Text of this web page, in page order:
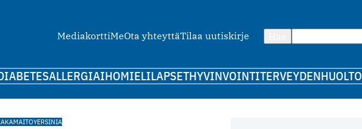
MediakorttiMeOta yhteyttäTilaa uutiskirje
ALLERGIAIHOMIELILAPSETHYVINVOINTITERVEYDENHUOLTO
YERSINIA